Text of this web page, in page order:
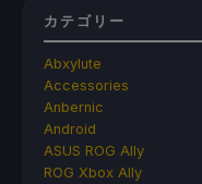
カテゴリー
Abxylute
Accessories
Anbernic
Android
ASUS ROG Ally
ROG Xbox Ally